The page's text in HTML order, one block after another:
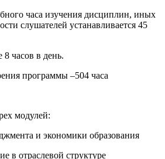
часа изучения дисциплин, иных
слушателей устанавливается 45
часов в день.
программы –504 часа
модулей:
и экономики образования
в отраслевой структуре